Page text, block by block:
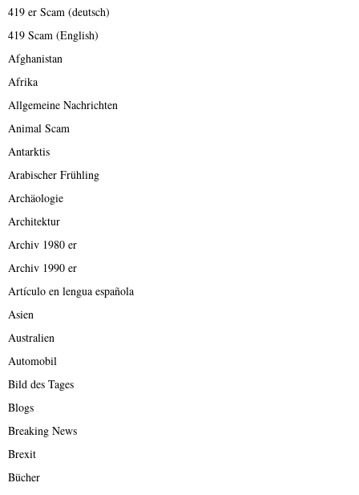
419 er Scam (deutsch)
419 Scam (English)
Afghanistan
Afrika
Allgemeine Nachrichten
Animal Scam
Antarktis
Arabischer Frühling
Archäologie
Architektur
Archiv 1980 er
Archiv 1990 er
Artículo en lengua española
Asien
Australien
Automobil
Bild des Tages
Blogs
Breaking News
Brexit
Bücher